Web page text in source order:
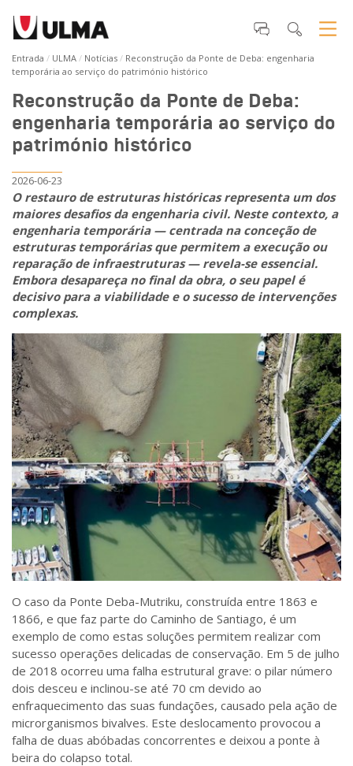
Entrada ULMA Notícias
Reconstrução da Ponte de Deba: engenharia
temporária ao serviço do património histórico
Reconstrução da Ponte de Deba:
engenharia temporária ao serviço do
património histórico
2026-06-23
O restauro de estruturas históricas representa um dos
maiores desafios da engenharia civil. Neste contexto, a
engenharia temporária — centrada na conceção de
estruturas temporárias que permitem a execução ou
reparação de infraestruturas — revela-se essencial.
Embora desapareça no final da obra, o seu papel é
decisivo para a viabilidade e o sucesso de intervenções
complexas.
O caso da Ponte Deba-Mutriku, construída entre 1863 e
1866, e que faz parte do Caminho de Santiago, é um
exemplo de como estas soluções permitem realizar com
sucesso operações delicadas de conservação. Em 5 de julho
de 2018 ocorreu uma falha estrutural grave: o pilar número
dois desceu e inclinou-se até 70 cm devido ao
enfraquecimento das suas fundações, causado pela ação de
microrganismos bivalves. Este deslocamento provocou a
falha de duas abóbadas concorrentes e deixou a ponte à
beira do colapso total.